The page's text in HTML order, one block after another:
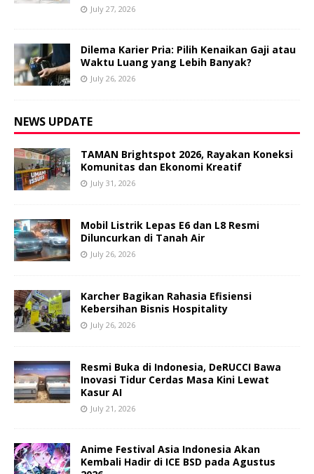
July 27, 2026
Dilema Karier Pria: Pilih Kenaikan Gaji atau
Waktu Luang yang Lebih Banyak?
July 26, 2026
NEWS UPDATE
TAMAN Brightspot 2026, Rayakan Koneksi
Komunitas dan Ekonomi Kreatif
July 31, 2026
Mobil Listrik Lepas E6 dan L8 Resmi
Diluncurkan di Tanah Air
July 26, 2026
Karcher Bagikan Rahasia Efisiensi
Kebersihan Bisnis Hospitality
July 26, 2026
Resmi Buka di Indonesia, DeRUCCI Bawa
Inovasi Tidur Cerdas Masa Kini Lewat
Kasur AI
July 21, 2026
Anime Festival Asia Indonesia Akan
Kembali Hadir di ICE BSD pada Agustus